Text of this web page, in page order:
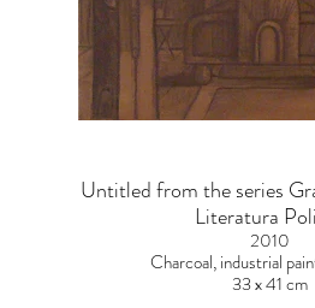
Untitled from the series
Literatura
2010
Charcoal, industrial
33 x 41 cm